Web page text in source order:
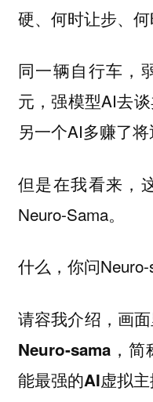
硬、何时让步、何
同一辆自行车，
元，强模型AI去
另一个AI多赚了将
但是在我看来，
Neuro-Sama。
什么，你问Neuro-
请容我介绍，画
Neuro-sama，
能最强的AI虚拟主